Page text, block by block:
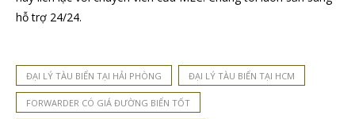
hỗ trợ 24/24.
ĐẠI LÝ TÀU BIỂN TẠI HẢI PHÒNG ĐẠI LÝ TÀU BIỂN TẠI HCM
FORWARDER CÓ GIÁ ĐƯỜNG BIỂN TỐT